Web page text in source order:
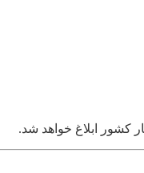
کشور ابلاغ خواهد شد.